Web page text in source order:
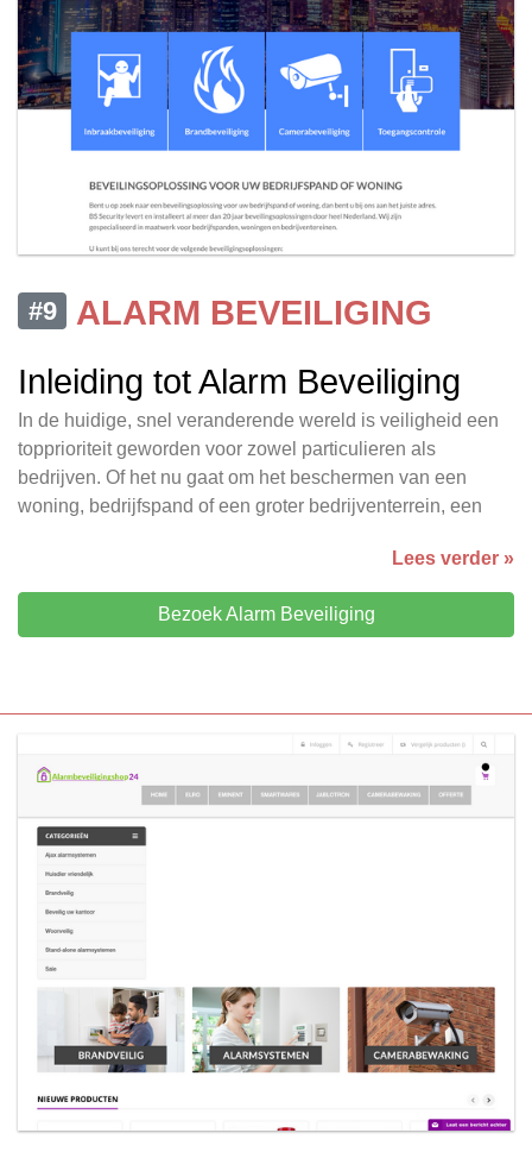
#9
ALARM BEVEILIGING
Inleiding tot Alarm Beveiliging
In de huidige, snel veranderende wereld is veiligheid een
topprioriteit geworden voor zowel particulieren als
bedrijven. Of het nu gaat om het beschermen van een
woning, bedrijfspand of een groter bedrijventerrein, een
Lees verder »
Bezoek Alarm Beveiliging